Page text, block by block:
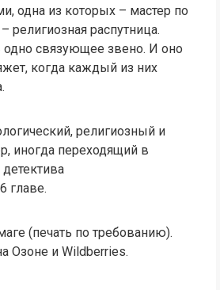
одна из которых – мастер по
религиозная распутница.
связующее звено. И оно
когда каждый из них
религиозный и
иногда переходящий в
главе.
(печать по требованию).
Озоне и Wildberries.